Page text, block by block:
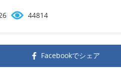
44814
Facebookでシェア